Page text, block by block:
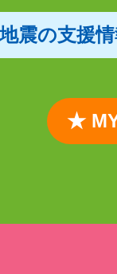
震の支援
★